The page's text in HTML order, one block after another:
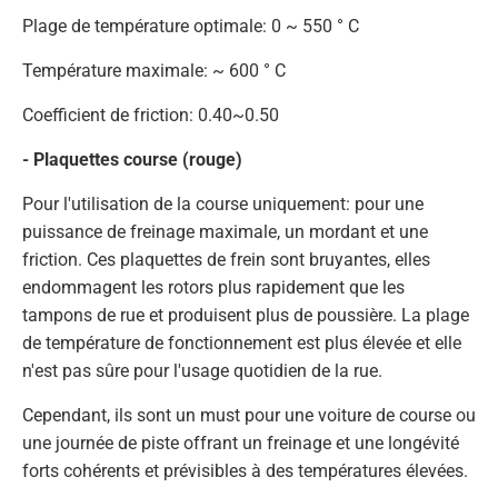
Plage de température optimale: 0 ~ 550 ° C
Température maximale: ~ 600 ° C
Coefficient de friction: 0.40~0.50
- Plaquettes course (rouge)
Pour l'utilisation de la course uniquement: pour une
puissance de freinage maximale, un mordant et une
friction. Ces plaquettes de frein sont bruyantes, elles
endommagent les rotors plus rapidement que les
tampons de rue et produisent plus de poussière. La plage
de température de fonctionnement est plus élevée et elle
n'est pas sûre pour l'usage quotidien de la rue.
Cependant, ils sont un must pour une voiture de course ou
une journée de piste offrant un freinage et une longévité
forts cohérents et prévisibles à des températures élevées.